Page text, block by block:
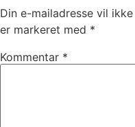
Din e-mailadresse vil
er markeret med *
Kommentar *